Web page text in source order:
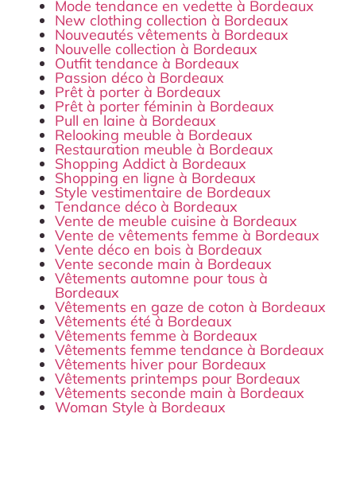
Mode tendance en vedette à Bordeaux
New clothing collection à Bordeaux
Nouveautés vêtements à Bordeaux
Nouvelle collection à Bordeaux
Outfit tendance à Bordeaux
Passion déco à Bordeaux
Prêt à porter à Bordeaux
Prêt à porter féminin à Bordeaux
Pull en laine à Bordeaux
Relooking meuble à Bordeaux
Restauration meuble à Bordeaux
Shopping Addict à Bordeaux
Shopping en ligne à Bordeaux
Style vestimentaire de Bordeaux
Tendance déco à Bordeaux
Vente de meuble cuisine à Bordeaux
Vente de vêtements femme à Bordeaux
Vente déco en bois à Bordeaux
Vente seconde main à Bordeaux
Vêtements automne pour tous à
Bordeaux
Vêtements en gaze de coton à Bordeaux
Vêtements été à Bordeaux
Vêtements femme à Bordeaux
Vêtements femme tendance à Bordeaux
Vêtements hiver pour Bordeaux
Vêtements printemps pour Bordeaux
Vêtements seconde main à Bordeaux
Woman Style à Bordeaux